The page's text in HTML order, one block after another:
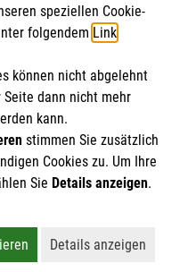
e.V.
2706 88
als eingetragene
der Körperschaft- und
speziellen Cookie-
folgendem Link.
können nicht abgelehnt
dann nicht mehr
kann.
stimmen Sie zusätzlich
Cookies zu. Um Ihre
Sie Details anzeigen.
Cookies ab
alle Cookies
Details anzeigen